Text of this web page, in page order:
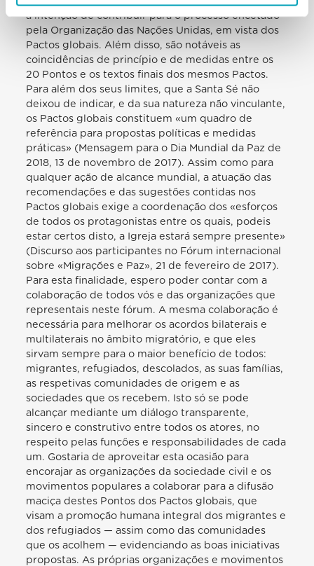
a intenção de contribuir para o processo encetado
pela Organização das Nações Unidas, em vista dos
Pactos globais. Além disso, são notáveis as
coincidências de princípio e de medidas entre os
20 Pontos e os textos finais dos mesmos Pactos.
Para além dos seus limites, que a Santa Sé não
deixou de indicar, e da sua natureza não vinculante,
os Pactos globais constituem «um quadro de
referência para propostas políticas e medidas
práticas» (Mensagem para o Dia Mundial da Paz de
2018, 13 de novembro de 2017). Assim como para
qualquer ação de alcance mundial, a atuação das
recomendações e das sugestões contidas nos
Pactos globais exige a coordenação dos «esforços
de todos os protagonistas entre os quais, podeis
estar certos disto, a Igreja estará sempre presente»
(Discurso aos participantes no Fórum internacional
sobre «Migrações e Paz», 21 de fevereiro de 2017).
Para esta finalidade, espero poder contar com a
colaboração de todos vós e das organizações que
representais neste fórum. A mesma colaboração é
necessária para melhorar os acordos bilaterais e
multilaterais no âmbito migratório, e que eles
sirvam sempre para o maior benefício de todos:
migrantes, refugiados, descolados, as suas famílias,
as respetivas comunidades de origem e as
sociedades que os recebem. Isto só se pode
alcançar mediante um diálogo transparente,
sincero e construtivo entre todos os atores, no
respeito pelas funções e responsabilidades de cada
um. Gostaria de aproveitar esta ocasião para
encorajar as organizações da sociedade civil e os
movimentos populares a colaborar para a difusão
maciça destes Pontos dos Pactos globais, que
visam a promoção humana integral dos migrantes e
dos refugiados — assim como das comunidades
que os acolhem — evidenciando as boas iniciativas
propostas. As próprias organizações e movimentos